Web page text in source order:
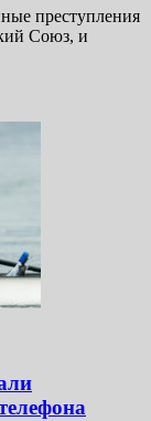
преступления
Союз, и